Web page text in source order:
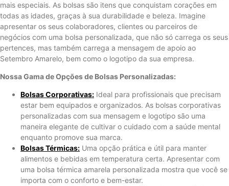
mais especiais. As bolsas são itens que conquistam corações em
todas as idades, graças à sua durabilidade e beleza. Imagine
apresentar os seus colaboradores, clientes ou parceiros de
negócios com uma bolsa personalizada, que não só carrega os seus
pertences, mas também carrega a mensagem de apoio ao
Setembro Amarelo, bem como o logotipo da sua empresa.
Nossa Gama de Opções de Bolsas Personalizadas:
Bolsas Corporativas: Ideal para profissionais que precisam
estar bem equipados e organizados. As bolsas corporativas
personalizadas com sua mensagem e logotipo são uma
maneira elegante de cultivar o cuidado com a saúde mental
enquanto promove sua marca.
Bolsas Térmicas: Uma opção prática e útil para manter
alimentos e bebidas em temperatura certa. Apresentar com
uma bolsa térmica amarela personalizada mostra que você se
importa com o conforto e bem-estar.